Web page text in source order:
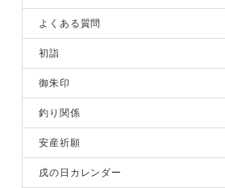
よくある質問
初詣
御朱印
釣り関係
安産祈願
戌の日カレンダー